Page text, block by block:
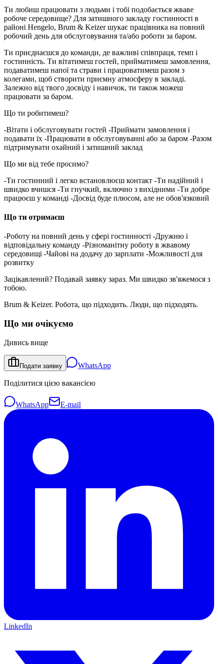
Ти любиш працювати з людьми і тобі подобається жваве
робоче середовище? Для затишного закладу гостинності в
районі Hengelo, Brum & Keizer шукає працівника на повний
робочий день для обслуговування та/або роботи за баром.
Ти приєднаєшся до команди, де важливі співпраця, темп і
гостинність. Ти вітатимеш гостей, прийматимеш замовлення,
подаватимеш напої та страви і працюватимеш разом з
колегами, щоб створити приємну атмосферу в закладі.
Залежно від твого досвіду і навичок, ти також можеш
працювати за баром.
Що ти робитимеш?
-Вітати і обслуговувати гостей -Приймати замовлення і
подавати їх -Працювати в обслуговуванні або за баром -Разом
підтримувати охайний і затишний заклад
Що ми від тебе просимо?
-Ти гостинний і легко встановлюєш контакт -Ти надійний і
швидко вчишся -Ти гнучкий, включно з вихідними -Ти добре
працюєш у команді -Досвід буде плюсом, але не обов'язковий
Що ти отримаєш
-Роботу на повний день у сфері гостинності -Дружню і
відповідальну команду -Різноманітну роботу в жвавому
середовищі -Чайові на додачу до зарплати -Можливості для
розвитку
Зацікавлений? Подавай заявку зараз. Ми швидко зв'яжемося з
тобою.
Brum & Keizer. Робота, що підходить. Люди, що підходять.
Що ми очікуємо
Дивись вище
Подати заявку WhatsApp
Поділитися цією вакансією
WhatsApp E-mail
LinkedIn